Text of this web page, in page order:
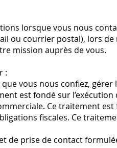
lorsque vous nous
ou courrier postal), lors
mission auprès de vous.
:
vous nous confiez,
est fondé sur
Ce traitement
fiscales. Ce
de prise de contact